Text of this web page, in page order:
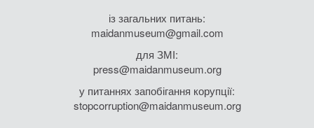
із загальних питань:
maidanmuseum@gmail.com
для ЗМІ:
press@maidanmuseum.org
у питаннях запобігання корупції:
stopcorruption@maidanmuseum.org